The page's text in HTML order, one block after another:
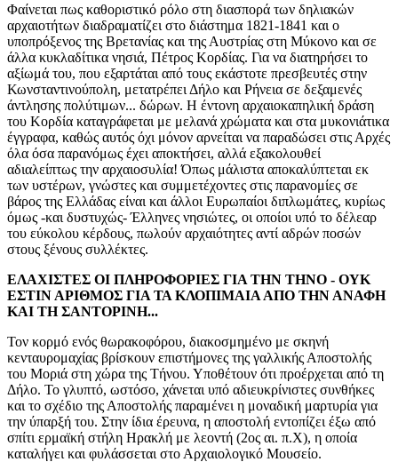
Φαίνεται πως καθοριστικό ρόλο στη διασπορά των δηλιακών
αρχαιοτήτων διαδραματίζει στο διάστημα 1821-1841 και ο
υποπρόξενος της Βρετανίας και της Αυστρίας στη Μύκονο και σε
άλλα κυκλαδίτικα νησιά, Πέτρος Κορδίας. Για να διατηρήσει το
αξίωμά του, που εξαρτάται από τους εκάστοτε πρεσβευτές στην
Κωνσταντινούπολη, μετατρέπει Δήλο και Ρήνεια σε δεξαμενές
άντλησης πολύτιμων... δώρων. Η έντονη αρχαιοκαπηλική δράση
του Κορδία καταγράφεται με μελανά χρώματα και στα μυκονιάτικα
έγγραφα, καθώς αυτός όχι μόνον αρνείται να παραδώσει στις Αρχές
όλα όσα παρανόμως έχει αποκτήσει, αλλά εξακολουθεί
αδιαλείπτως την αρχαιοσυλία! Όπως μάλιστα αποκαλύπτεται εκ
των υστέρων, γνώστες και συμμετέχοντες στις παρανομίες σε
βάρος της Ελλάδας είναι και άλλοι Ευρωπαίοι διπλωμάτες, κυρίως
όμως -και δυστυχώς- Έλληνες νησιώτες, οι οποίοι υπό το δέλεαρ
του εύκολου κέρδους, πωλούν αρχαιότητες αντί αδρών ποσών
στους ξένους συλλέκτες.
ΕΛΑΧΙΣΤΕΣ ΟΙ ΠΛΗΡΟΦΟΡΙΕΣ ΓΙΑ ΤΗΝ ΤΗΝΟ - ΟΥΚ
ΕΣΤΙΝ ΑΡΙΘΜΟΣ ΓΙΑ ΤΑ ΚΛΟΠΙΜΑΙΑ ΑΠΟ ΤΗΝ ΑΝΑΦΗ
ΚΑΙ ΤΗ ΣΑΝΤΟΡΙΝΗ...
Τον κορμό ενός θωρακοφόρου, διακοσμημένο με σκηνή
κενταυρομαχίας βρίσκουν επιστήμονες της γαλλικής Αποστολής
του Μοριά στη χώρα της Τήνου. Υποθέτουν ότι προέρχεται από τη
Δήλο. Το γλυπτό, ωστόσο, χάνεται υπό αδιευκρίνιστες συνθήκες
και το σχέδιο της Αποστολής παραμένει η μοναδική μαρτυρία για
την ύπαρξή του. Στην ίδια έρευνα, η αποστολή εντοπίζει έξω από
σπίτι ερμαϊκή στήλη Ηρακλή με λεοντή (2ος αι. π.Χ), η οποία
καταλήγει και φυλάσσεται στο Αρχαιολογικό Μουσείο.